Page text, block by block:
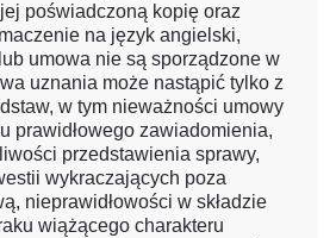
poświadczoną kopię oraz
na język angielski,
umowa nie są sporządzone w
uznania może nastąpić tylko z
w tym nieważności umowy
prawidłowego zawiadomienia,
przedstawienia sprawy,
wykraczających poza
nieprawidłowości w składzie
wiążącego charakteru